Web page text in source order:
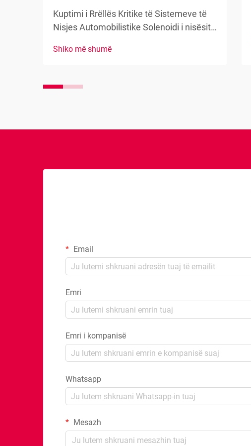
Kuptimi i Rrëllës Kritike të Sistemeve të
Nisjes Automobilistike Solenoidi i nisësit
mjetit tuaj, duke vepruar si lidhja kyçe
Shiko më shumë
Email
Emri
Emri i kompanisë
Whatsapp
Mesazh